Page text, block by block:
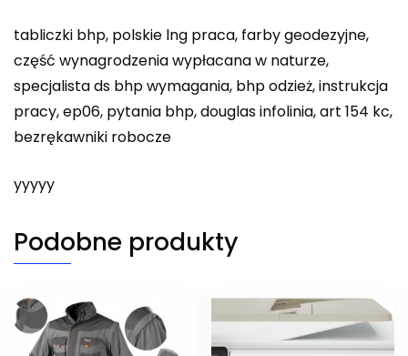
tabliczki bhp, polskie lng praca, farby geodezyjne,
część wynagrodzenia wypłacana w naturze,
specjalista ds bhp wymagania, bhp odzież, instrukcja
pracy, ep06, pytania bhp, douglas infolinia, art 154 kc,
bezrękawniki robocze
yyyyy
Podobne produkty